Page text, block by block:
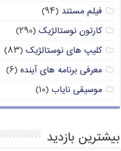
فیلم مستند (۹۴)
کارتون نوستالژیک (۲۹۰)
کلیپ های نوستالژیک (۸۳)
معرفی برنامه های آینده (۶)
موسیقی نایاب (۱۰)
بیشترین بازدید